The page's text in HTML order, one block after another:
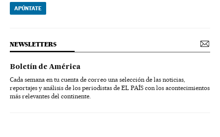
APÚNTATE
NEWSLETTERS
Boletín de América
Cada semana en tu cuenta de correo una selección de las noticias,
reportajes y análisis de los periodistas de EL PAÍS con los acontecimientos
más relevantes del continente.